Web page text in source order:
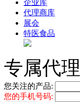
企业库
代理商库
展会
特医食品
专属代理
您关注的产品:
您的手机号码: